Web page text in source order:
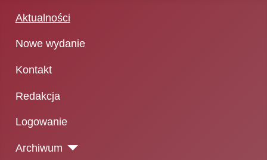
Aktualności
Nowe wydanie
Kontakt
Redakcja
Logowanie
Archiwum